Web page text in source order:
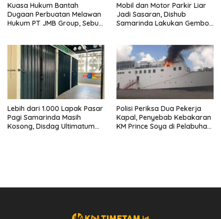
Kuasa Hukum Bantah
Dugaan Perbuatan Melawan
Hukum PT JMB Group, Sebut
Mobil dan Motor Parkir Liar
Jadi Sasaran, Dishub
Samarinda Lakukan Gembok
Lebih dari 1.000 Lapak Pasar
Pagi Samarinda Masih
Kosong, Disdag Ultimatum
Polisi Periksa Dua Pekerja
Kapal, Penyebab Kebakaran
KM Prince Soya di Pelabuhan